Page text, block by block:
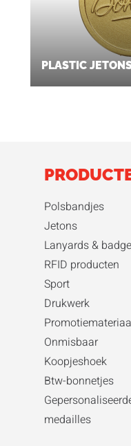
PLASTIC
Polsbandjes
Jetons
Lanyards &
RFID producten
Sport
Drukwerk
Onmisbaar
Koopjeshoek
Btw-bonnetjes
medailles